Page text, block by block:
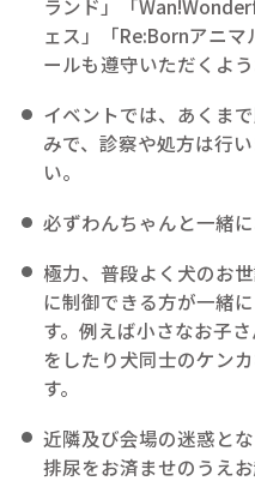
ランド」「
ェス」「Re:Bornアニ
ールも遵守いただくよう
イベントでは、あくま
みで、診察や処方は行
い。
必ずわんちゃんと一緒に
極力、普段よく犬のお
に制御できる方が一緒
す。例えば小さなお子
をしたり犬同士のケン
す。
近隣及び会場の迷惑と
排尿をお済ませのうえお